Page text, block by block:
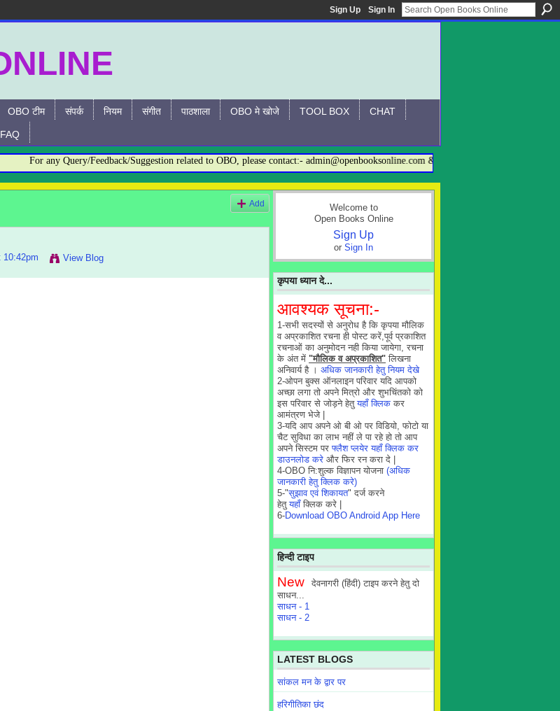
Sign Up Sign In
OBO टीम संपर्क नियम संगीत पाठशाला OBO मे खोजे TOOL BOX CHAT
FAQ
For any Query/Feedback/Suggestion related to OBO, please contact:- admin@openbooksonline.com & contact2obo@gmail.com, you
Add
10:42pm View Blog
Welcome to
Open Books Online
Sign Up
or Sign In
कृपया ध्यान दे...
आवश्यक सूचना:-
1-सभी सदस्यों से अनुरोध है कि कृपया मौलिक
व अप्रकाशित रचना ही पोस्ट करें,पूर्व प्रकाशित
रचनाओं का अनुमोदन नही किया जायेगा, रचना
के अंत में "मौलिक व अप्रकाशित" लिखना
अनिवार्य है । अधिक जानकारी हेतु नियम देखे
2-ओपन बुक्स ऑनलाइन परिवार यदि आपको
अच्छा लगा तो अपने मित्रो और शुभचिंतको को
इस परिवार से जोड़ने हेतुयहाँ क्लिक कर
आमंत्रण भेजे |
3-यदि आप अपने ओ बी ओ पर विडियो, फोटो या
चैट सुविधा का लाभ नहीं ले पा रहे हो तो आप
अपने सिस्टम परफ्लैश प्लयेर यहाँ क्लिक कर
डाउनलोड करे और फिर रन करा दे |
4-OBO नि:शुल्क विज्ञापन योजना (अधिक
जानकारी हेतु क्लिक करे)
5-"सुझाव एवं शिकायत" दर्ज करने
हेतुयहाँक्लिक करे |
6-Download OBO Android App Here
हिन्दी टाइप
New
देवनागरी (हिंदी) टाइप करने हेतु दो
साधन...
साधन - 1
साधन - 2
LATEST BLOGS
सांकल मन के द्वार पर
हरिगीतिका छंद